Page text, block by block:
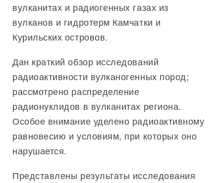
вулканитах и радиогенных газах из
вулканов и гидротерм Камчатки и
Курильских островов.
Дан краткий обзор исследований
радиоактивности вулканогенных пород;
рассмотрено распределение
радионуклидов в вулканитах региона.
Особое внимание уделено радиоактивному
равновесию и условиям, при которых оно
нарушается.
Представлены результаты исследования